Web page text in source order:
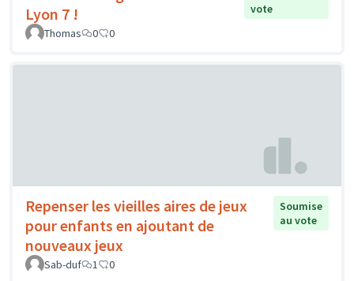
Lyon 7 !
vote
Thomas
0 0
Repenser les vieilles aires de jeux
pour enfants en ajoutant de
nouveaux jeux
Soumise
au vote
Sab-duf 1 0